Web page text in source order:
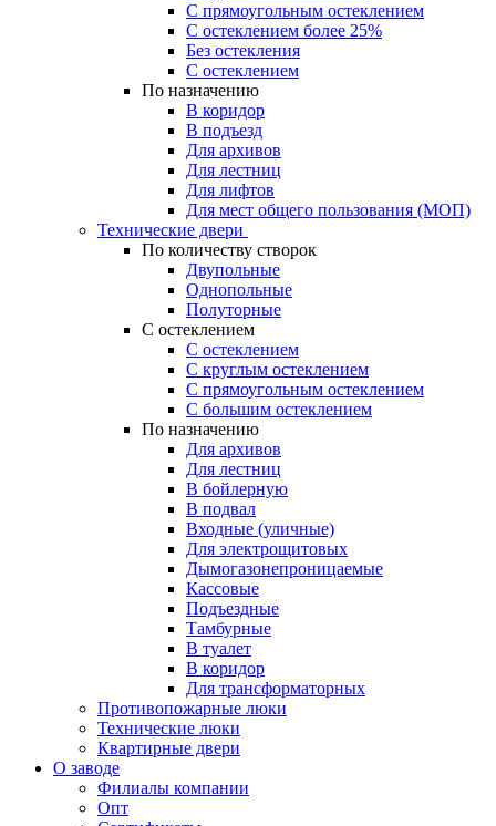
С прямоугольным остеклением
С остеклением более 25%
Без остекления
С остеклением
По назначению
В коридор
В подъезд
Для архивов
Для лестниц
Для лифтов
Для мест общего пользования (МОП)
Технические двери
По количеству створок
Двупольные
Однопольные
Полуторные
С остеклением
С остеклением
С круглым остеклением
С прямоугольным остеклением
С большим остеклением
По назначению
Для архивов
Для лестниц
В бойлерную
В подвал
Входные (уличные)
Для электрощитовых
Дымогазонепроницаемые
Кассовые
Подъездные
Тамбурные
В туалет
В коридор
Для трансформаторных
Противопожарные люки
Технические люки
Квартирные двери
О заводе
Филиалы компании
Опт